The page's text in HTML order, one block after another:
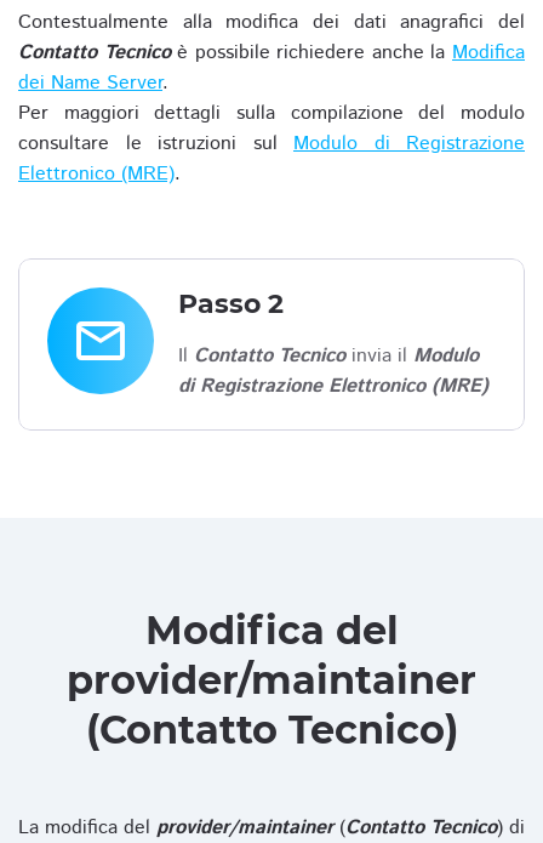
Contestualmente alla modifica dei dati anagrafici del
Contatto Tecnicoè possibile richiedere anche laModifica
dei Name Server.
Per maggiori dettagli sulla compilazione del modulo
consultare le istruzioni sul Modulo di Registrazione
Elettronico (MRE).
email
Passo 2
Il Contatto Tecnicoinvia il Modulo
di Registrazione Elettronico (MRE)
Modifica del
provider/maintainer
(Contatto Tecnico)
La modifica del provider/maintainer(Contatto Tecnico) di